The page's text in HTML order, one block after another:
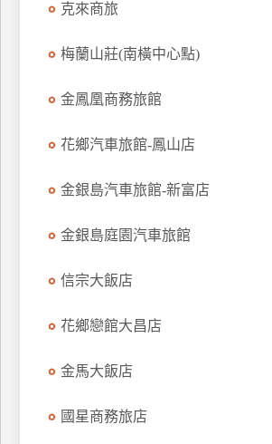
克來商旅
梅蘭山莊(南橫中心點)
金鳳凰商務旅館
花鄉汽車旅館-鳳山店
金銀島汽車旅館-新富店
金銀島庭園汽車旅館
信宗大飯店
花鄉戀館大昌店
金馬大飯店
國星商務旅店